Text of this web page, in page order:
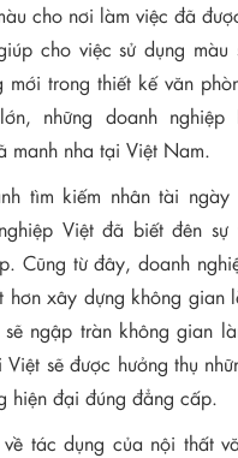
cho nơi làm việc đã
cho việc sử dụng màu
mới trong thiết kế văn
những doanh nghiệp
manh nha tại Việt Nam.
tìm kiếm nhân tài
Việt đã biết đên sự
Cũng từ đây, doanh
hơn xây dựng không gian
ngập tràn không gian
sẽ được hưởng thụ
hiện đại đúng đẳng cấp.
tác dụng của nội thất